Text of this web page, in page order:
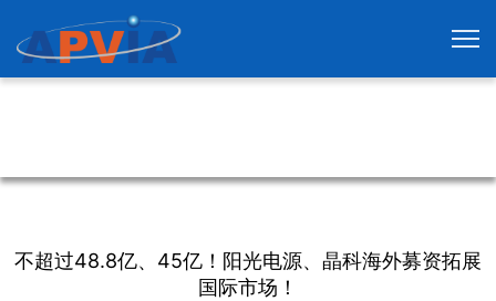
不超过48.8亿、45亿！阳光电源、晶科海外募资拓展
国际市场！